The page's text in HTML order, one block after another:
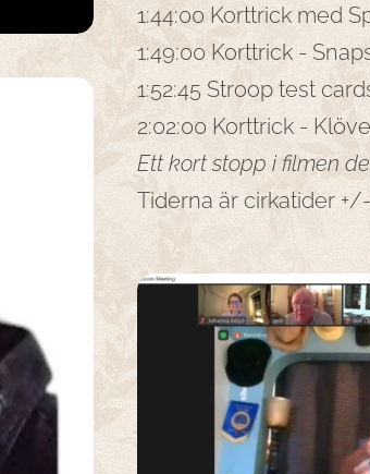
1:44:00 Korttrick med
1:49:00 Korttrick -
1:52:45 Stroop test
2:02:00 Korttrick -
Ett kort stopp i filmen
Tiderna är cirkatider